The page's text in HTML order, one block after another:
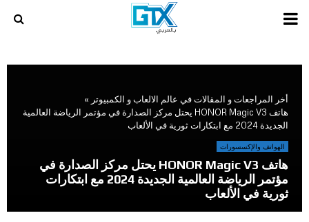
PRIMARY
أخر المراجعات و المقالات في عالم الالعاب و الكمبيوتر »
هاتف HONOR Magic V3 يحتل مركز الصدارة في مؤتمر الرياضة العالمية
الجديدة 2024 مع ابتكارات ثورية في الألعاب
الهواتف والإكسسورات
هاتف HONOR Magic V3 يحتل مركز الصدارة في
مؤتمر الرياضة العالمية الجديدة 2024 مع ابتكارات
ثورية في الألعاب